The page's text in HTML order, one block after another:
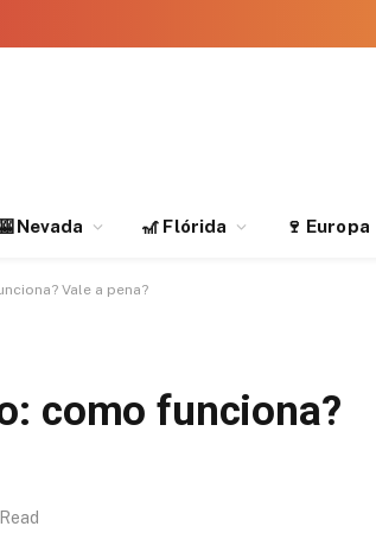
Nevada 🎢 Flórida 🍷 Europa
Vale a pena?
como funciona?